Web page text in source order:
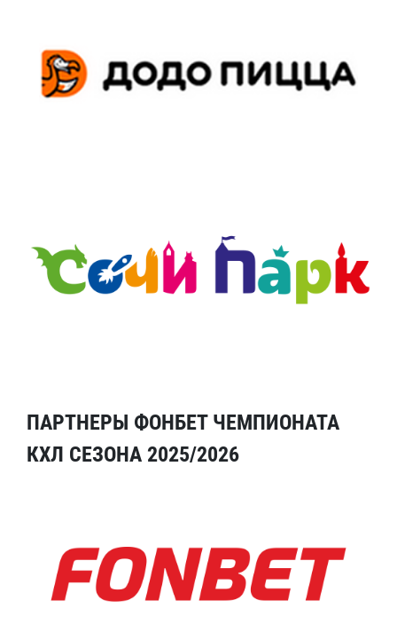
ПАРТНЕРЫ ФОНБЕТ ЧЕМПИОНАТА
КХЛ СЕЗОНА 2025/2026